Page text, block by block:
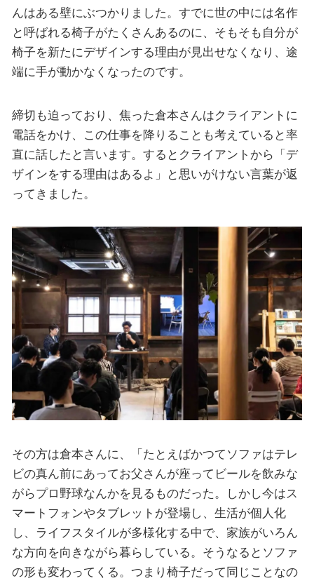
んはある壁にぶつかりました。すでに世の中には名作
と呼ばれる椅子がたくさんあるのに、そもそも自分が
椅子を新たにデザインする理由が見出せなくなり、途
端に手が動かなくなったのです。
締切も迫っており、焦った倉本さんはクライアントに
電話をかけ、この仕事を降りることも考えていると率
直に話したと言います。するとクライアントから「デ
ザインをする理由はあるよ」と思いがけない言葉が返
ってきました。
その方は倉本さんに、「たとえばかつてソファはテレ
ビの真ん前にあってお父さんが座ってビールを飲みな
がらプロ野球なんかを見るものだった。しかし今はス
マートフォンやタブレットが登場し、生活が個人化
し、ライフスタイルが多様化する中で、家族がいろん
な方向を向きながら暮らしている。そうなるとソファ
の形も変わってくる。つまり椅子だって同じことなの